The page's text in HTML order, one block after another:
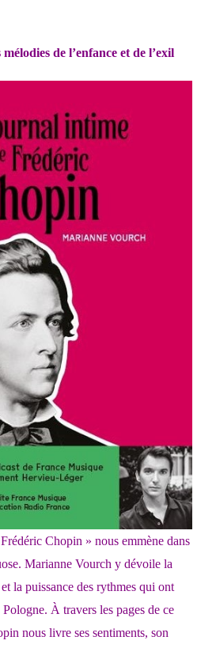
de l’enfance et de l’exil
Chopin » nous emmène dans
Marianne Vourch y dévoile la
la puissance des rythmes qui ont
À travers les pages de ce
nous livre ses sentiments, son